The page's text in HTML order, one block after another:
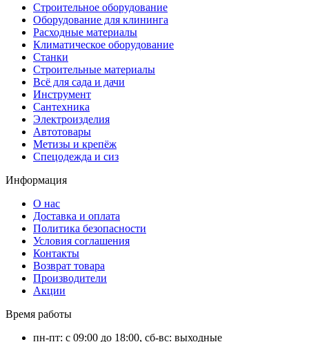
Строительное оборудование
Оборудование для клининга
Расходные материалы
Климатическое оборудование
Станки
Строительные материалы
Всё для сада и дачи
Инструмент
Сантехника
Электроизделия
Автотовары
Метизы и крепёж
Спецодежда и сиз
Информация
О нас
Доставка и оплата
Политика безопасности
Условия соглашения
Контакты
Возврат товара
Производители
Акции
Время работы
пн-пт: с 09:00 до 18:00, сб-вс: выходные